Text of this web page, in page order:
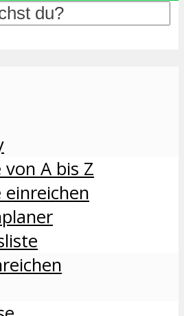
von A bis Z
einreichen